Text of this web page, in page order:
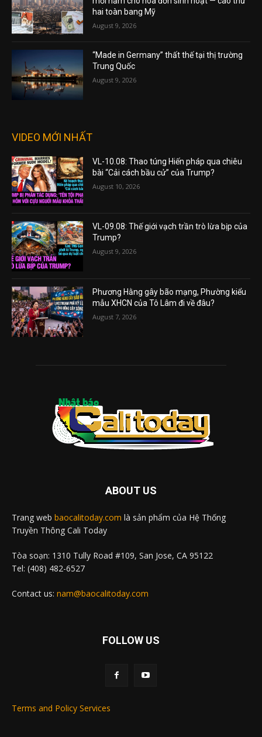
hai toàn bang Mỹ
August 9, 2026
“Made in Germany” thất thế tại thị trường
Trung Quốc
August 9, 2026
VIDEO MỚI NHẤT
VL-10.08: Thao túng Hiến pháp qua chiêu
bài “Cải cách bầu cử” của Trump?
August 10, 2026
VL-09.08: Thế giới vạch trần trò lừa bịp của
Trump?
August 9, 2026
Phương Hằng gây bão mạng, Phường kiểu
mẫu XHCN của Tô Lâm đi về đâu?
August 7, 2026
ABOUT US
Trang web baocalitoday.com là sản phẩm của Hệ Thống
Truyền Thông Cali Today
Tòa soạn: 1310 Tully Road #109, San Jose, CA 95122
Tel: (408) 482-6527
Contact us: nam@baocalitoday.com
FOLLOW US
Terms and Policy Services